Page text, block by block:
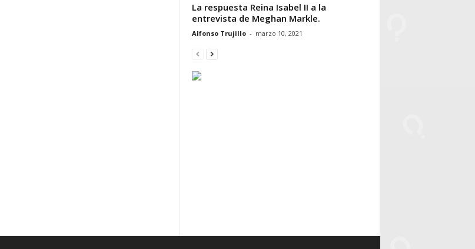
La respuesta Reina Isabel II a la
entrevista de Meghan Markle.
Alfonso Trujillo - marzo 10, 2021